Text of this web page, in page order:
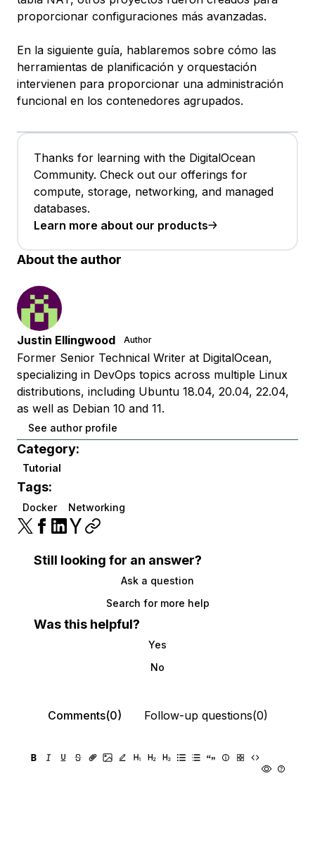
proporcionar configuraciones más avanzadas.
En la siguiente guía, hablaremos sobre cómo las
herramientas de planificación y orquestación
intervienen para proporcionar una administración
funcional en los contenedores agrupados.
Thanks for learning with the DigitalOcean
Community. Check out our offerings for
compute, storage, networking, and managed
databases.
Learn more about our products
About the author
Justin Ellingwood Author
Former Senior Technical Writer at DigitalOcean,
specializing in DevOps topics across multiple Linux
distributions, including Ubuntu 18.04, 20.04, 22.04,
as well as Debian 10 and 11.
See author profile
Category:
Tutorial
Tags:
Docker Networking
Still looking for an answer?
Ask a question
Search for more help
Was this helpful?
Yes
No
Comments(0) Follow-up questions(0)